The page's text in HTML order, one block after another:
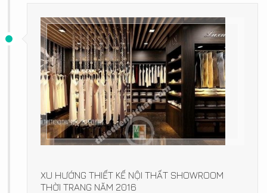
XU HƯỚNG THIẾT KẾ NỘI THẤT SHOWROOM
THỜI TRANG NĂM 2016